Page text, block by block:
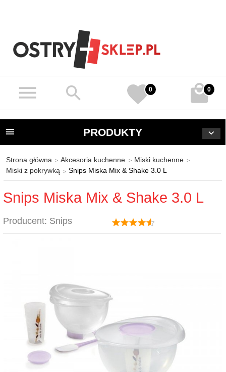
0
PRODUKTY
Strona główna Akcesoria kuchenne
Miski kuchenne
Miski z pokrywką
Snips Miska Mix & Shake 3.0 L
Snips Miska Mix & Shake 3.0 L
Producent: Snips